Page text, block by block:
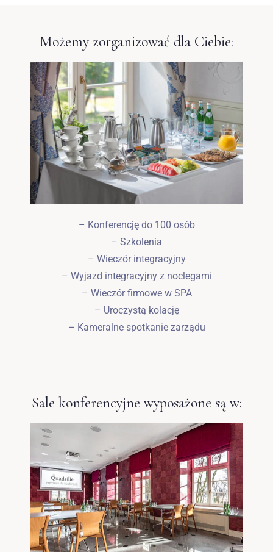
Sale konferencyjne wyposażone są w:
Możemy zorganizować dla Ciebie:
– Konferencję do 100 osób
– Szkolenia
– Wieczór integracyjny
– Wyjazd integracyjny z noclegami
– Wieczór firmowe w SPA
– Uroczystą kolację
– Kameralne spotkanie zarządu
Zameldować się
Wymeldować się
SZUKAJ